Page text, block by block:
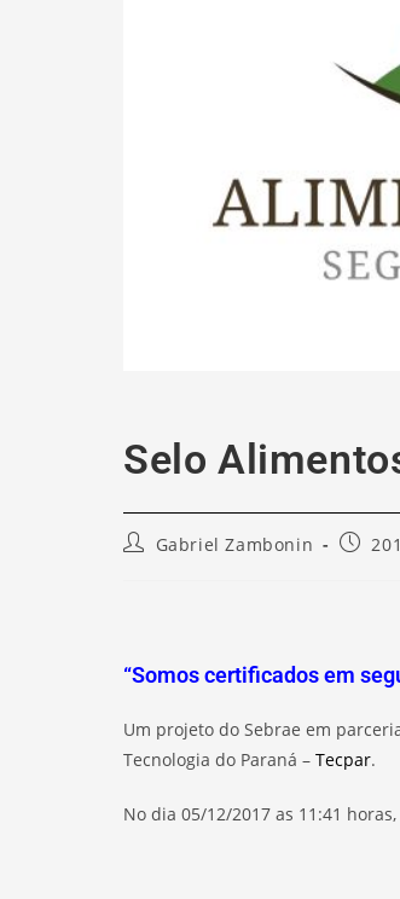
Selo
Gabriel Zambonin
“Somos certificados em
Um projeto do Sebrae em
Tecnologia do Paraná – Tecpar.
No dia 05/12/2017 as 11:41